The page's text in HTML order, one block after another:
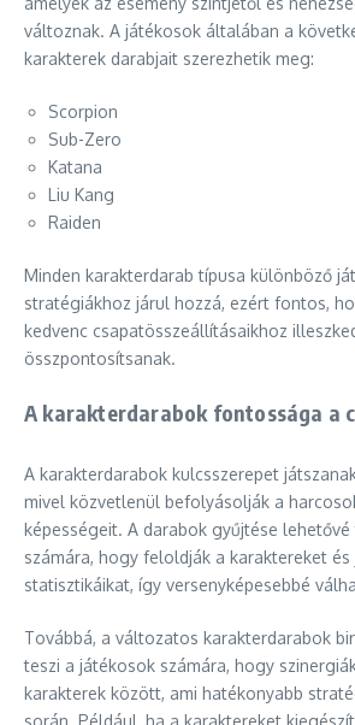
változnak. A játékosok általában a
karakterek darabjait szerezhetik meg:
Scorpion
Sub-Zero
Katana
Liu Kang
Raiden
Minden karakterdarab típusa különböző
stratégiákhoz járul hozzá, ezért fontos,
kedvenc csapatösszeállításaikhoz
összpontosítsanak.
A karakterdarabok fontossága a
A karakterdarabok kulcsszerepet
mivel közvetlenül befolyásolják a
képességeit. A darabok gyűjtése
számára, hogy feloldják a karaktereket és
statisztikáikat, így versenyképesebbé
Továbbá, a változatos karakterdarabok
teszi a játékosok számára, hogy
karakterek között, ami hatékonyabb